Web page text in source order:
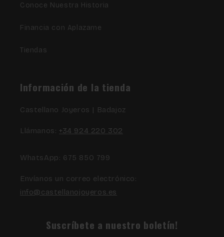
Conoce Nuestra Historia
Financia con Aplazame
Tiendas
Información de la tienda
Castellano Joyeros | Badajoz
Llámanos: +34 924 220 302
WhatsApp: 675 850 799
Envíanos un correo electrónico:
info@castellanojoyeros.es
Suscríbete a nuestro boletín!